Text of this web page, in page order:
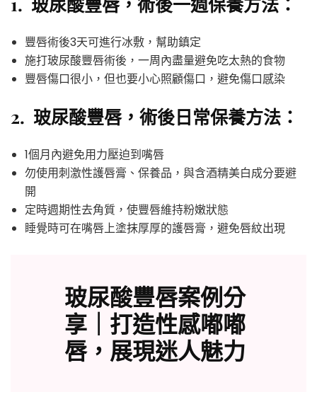
豐唇術後3天可進行冰敷，幫助鎮定
施打玻尿酸豐唇術後，一周內盡量避免吃太熱的食物
豐唇傷口很小，但也要小心照顧傷口，避免傷口感染
2. 玻尿酸豐唇，術後日常保養方法：
1個月內避免用力壓迫到嘴唇
勿使用刺激性護唇膏、保養品，與含酒精美白成分要避
開
定時週期性去角質，使豐唇維持粉嫩狀態
睡覺時可在嘴唇上塗抹厚厚的護唇膏，避免唇紋出現
玻尿酸豐唇案例分
享｜打造性感嘟嘟
唇，展現迷人魅力